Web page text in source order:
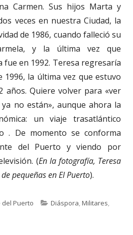
Carmen. Sus hijos Marta y
veces en nuestra Ciudad, la
de 1986, cuando falleció su
y la última vez que
fue en 1992. Teresa regresaría
1996, la última vez que estuvo
años. Quiere volver para «ver
no están», aunque ahora la
un viaje trasatlántico
. De momento se conforma
del Puerto y viendo por
(En la fotografía, Teresa
pequeñas en El Puerto).
del Puerto Categorías
Diáspora Militares